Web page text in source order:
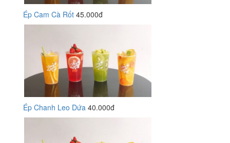
Ép Cam Cà Rốt 45.000đ
Ép Chanh Leo Dứa 40.000đ